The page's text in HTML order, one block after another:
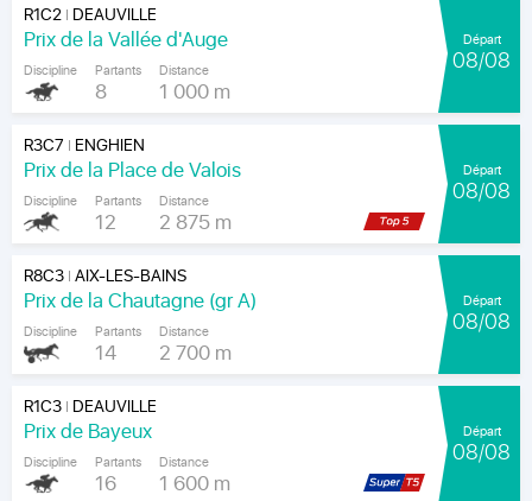
R1C2| DEAUVILLE
Prix de la Vallée d'Auge
Discipline Partants
8
Distance
1 000 m
Départ
08/08
R3C7 | ENGHIEN
Prix de la Place de Valois
Discipline Partants
12
Distance
2 875 m
Départ
08/08
R8C3|AIX-LES-BAINS
Prix de la Chautagne (gr A)
Discipline Partants
14
Distance
2 700 m
Départ
08/08
R1C3| DEAUVILLE
Prix de Bayeux
Discipline Partants
16
Distance
1 600 m
Départ
08/08